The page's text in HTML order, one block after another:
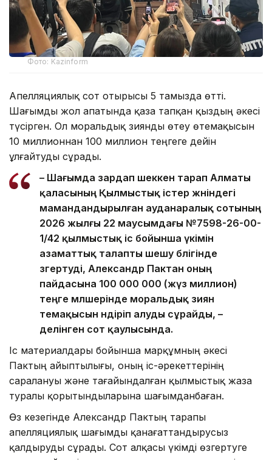
Фото: Kazinform
Апелляциялық сот отырысы 5 тамызда өтті.
Шағымды жол апатында қаза тапқан қыздың әкесі
түсірген. Ол моральдық зиянды өтеу өтемақысын
10 миллионнан 100 миллион теңгеге дейін
ұлғайтуды сұрады.
– Шағымда зардап шеккен тарап Алматы
қаласының Қылмыстық істер жөніндегі
мамандандырылған ауданаралық сотының
2026 жылғы 22 маусымдағы №7598-26-00-
1/42 қылмыстық іс бойынша үкімін
азаматтық талапты шешу бөлігінде
өзгертуді, Александр Пактан оның
пайдасына 100 000 000 (жүз миллион)
теңге мөлшерінде моральдық зиян
өтемақысын өндіріп алуды сұрайды, –
делінген сот қаулысында.
Іс материалдары бойынша марқұмның әкесі
Пактың айыптылығы, оның іс-әрекеттерінің
саралануы және тағайындалған қылмыстық жаза
туралы қорытындыларына шағымданбаған.
Өз кезегінде Александр Пактың тарапы
апелляциялық шағымды қанағаттандырусыз
қалдыруды сұрады. Сот алқасы үкімді өзгертуге